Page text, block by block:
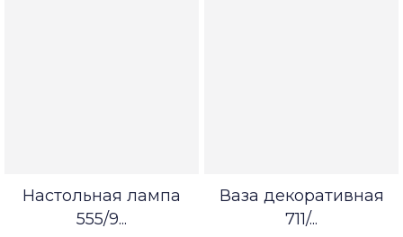
Настольная лампа
555/9...
Ваза декоративная
711/...